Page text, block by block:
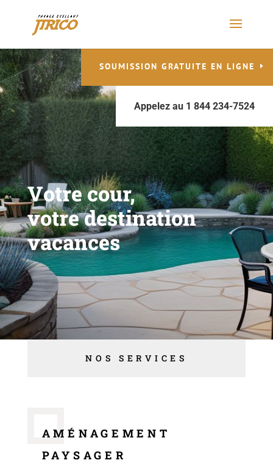
SOUMISSION GRATUITE EN LIGNE
Appelez au 1 844 234-7524
Votre cour,
votre destination
vacances
NOS SERVICES
AMÉNAGEMENT
PAYSAGER